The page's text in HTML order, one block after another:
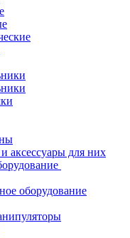
аксессуары для них
оборудование